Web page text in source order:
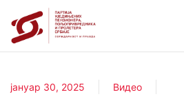
јануар 30, 2025 Видео